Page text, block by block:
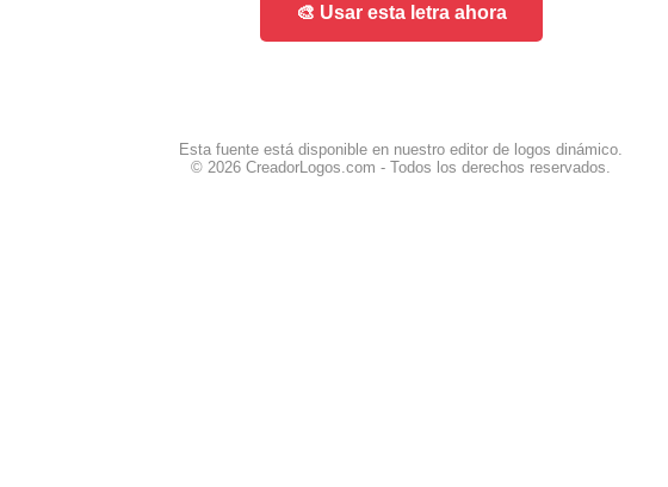
🎨 Usar esta letra ahora
Esta fuente está disponible en nuestro editor de logos dinámico.
© 2026 CreadorLogos.com - Todos los derechos reservados.